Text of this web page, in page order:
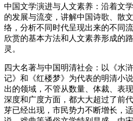
中国文学演进与人文素养：沿着文
的发展与流变，讲解中国诗歌、散
络，分析不同时代呈现出来的不同
欣赏的基本方法和人文素养形成的
灵。
四大名著与中国明清社会：以《水
记》和《红楼梦》为代表的明清小
出的领域，不管从数量、体裁、表
深度和广度方面，都大大超过了前
芽已经出现，市民势力不断增长，